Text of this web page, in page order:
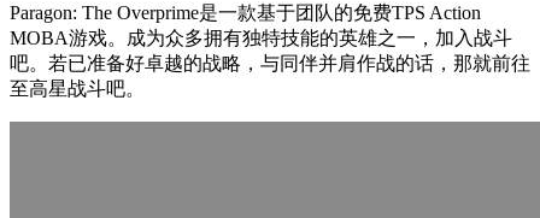
Paragon: The Overprime是一款基于团队的免费TPS Action
MOBA游戏。成为众多拥有独特技能的英雄之一，加入战斗
吧。若已准备好卓越的战略，与同伴并肩作战的话，那就前往
至高星战斗吧。